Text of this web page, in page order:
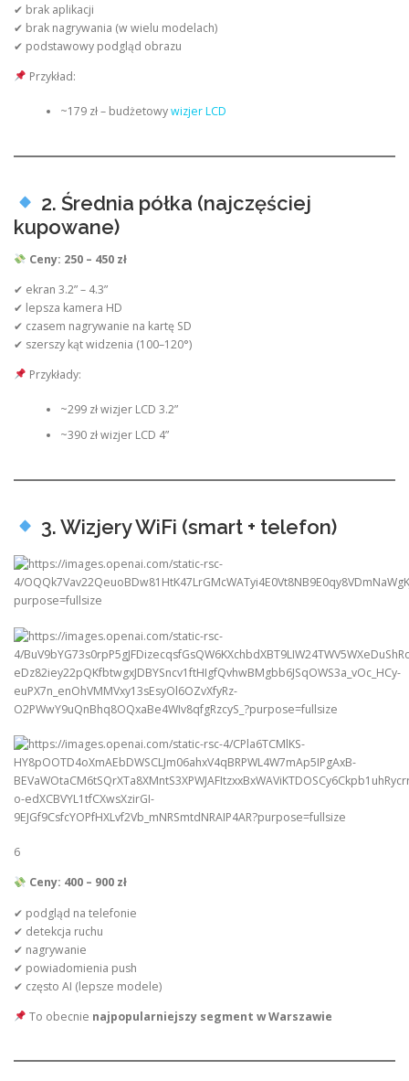
✔ brak aplikacji
✔ brak nagrywania (w wielu modelach)
✔ podstawowy podgląd obrazu
Przykład:
~179 zł – budżetowywizjer LCD
2. Średnia półka (najczęściej
kupowane)
Ceny: 250 – 450 zł
✔ ekran 3.2” – 4.3”
✔ lepsza kamera HD
✔ czasem nagrywanie na kartę SD
✔ szerszy kąt widzenia (100–120°)
Przykłady:
~299 zł wizjer LCD 3.2”
~390 zł wizjer LCD 4”
3. Wizjery WiFi (smart + telefon)
6
Ceny: 400 – 900 zł
✔ podgląd na telefonie
✔ detekcja ruchu
✔ nagrywanie
✔ powiadomienia push
✔ często AI (lepsze modele)
To obecnie najpopularniejszy segment w Warszawie